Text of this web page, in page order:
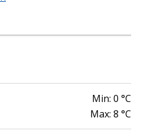
Min: 0 °C
Max: 8 °C